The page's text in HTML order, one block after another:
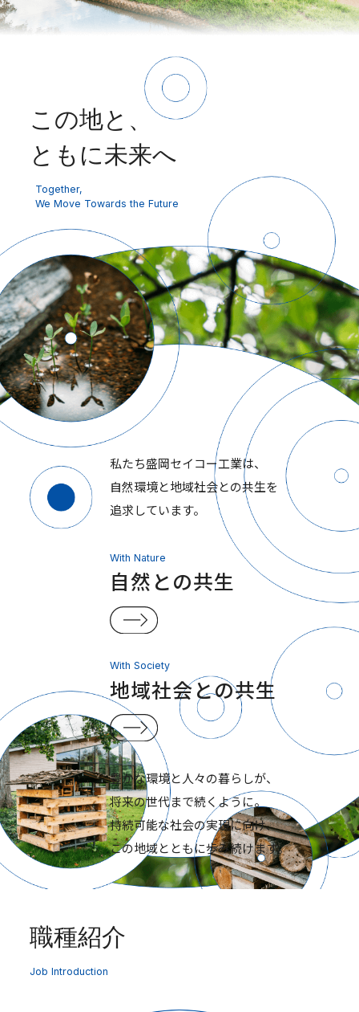
この地と、
ともに未来へ
Together,
We Move Towards the Future
私たち盛岡セイコー工業は、
自然環境と地域社会との共生を
追求しています。
With Nature
自然との共生
With Society
地域社会との共生
豊かな環境と人々の暮らしが、
将来の世代まで続くように。
持続可能な社会の実現に向け、
この地域とともに歩み続けます。
職種紹介
Job Introduction